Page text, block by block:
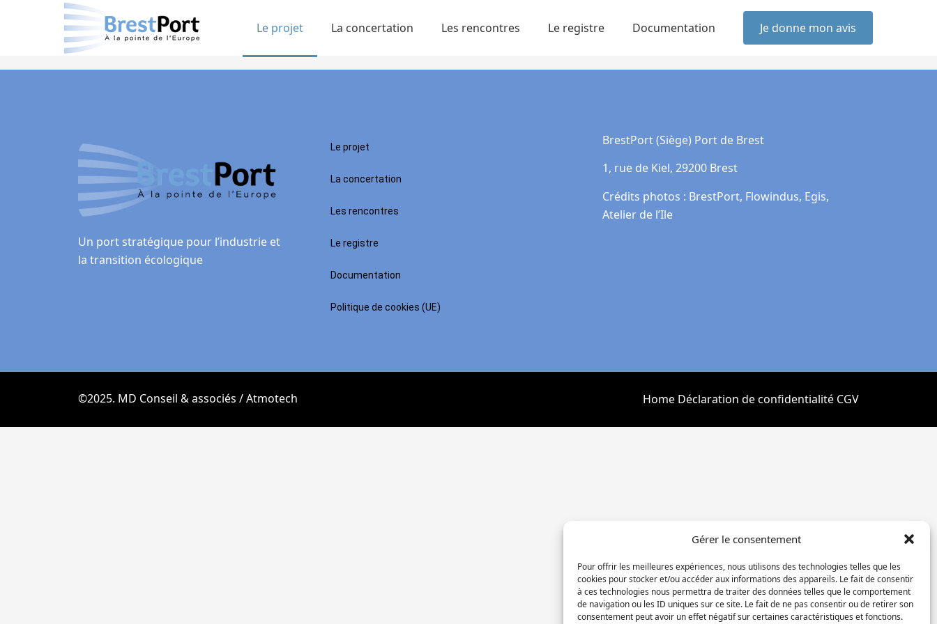
Gérer le consentement
Pour offrir les meilleures expériences, nous utilisons des technologies telles que les
cookies pour stocker et/ou accéder aux informations des appareils. Le fait de consentir
à ces technologies nous permettra de traiter des données telles que le comportement
de navigation ou les ID uniques sur ce site. Le fait de ne pas consentir ou de retirer son
consentement peut avoir un effet négatif sur certaines caractéristiques et fonctions.
Le projet La concertation Les rencontres Le registre Documentation Je donne mon avis
Un port stratégique pour l’industrie et
la transition écologique
Le projet
La concertation
Les rencontres
Le registre
Documentation
Politique de cookies (UE)
BrestPort (Siège) Port de Brest
1, rue de Kiel, 29200 Brest
Crédits photos : BrestPort, Flowindus, Egis,
Atelier de l’Ile
©2025. MD Conseil & associés / Atmotech Home Déclaration de confidentialité CGV